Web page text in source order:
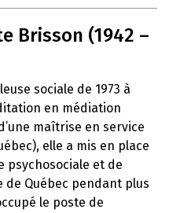
Brisson (1942 –
sociale de 1973 à
en médiation
maîtrise en service
elle a mis en place
psychosociale et de
de Québec pendant plus
le poste de